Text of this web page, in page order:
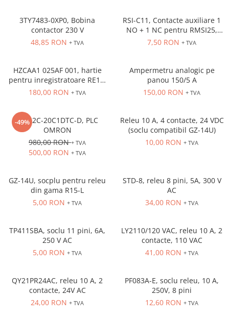
Router si switch-uri industriale
Afisoare digitale
Senzori fotoelectrici
Senzori inductivi
Senzori magnetici-rezistivi
TRIO-PS
TRIO-UPS
Butoane si accesorii
Lampa multi LED
Intrerupatoare de protectie
pentru motor
Direct-On-Line Starters
Relee termice
Cleme sir
Accesorii cleme
Cleme 4mm
Cleme 6mm
3TY7483-0XP0, Bobina
contactor 230 V
48,85 RON + TVA
RSI-C11, Contacte auxiliare 1
NO + 1 NC pentru RMSI25,
RMSI63
7,50 RON + TVA
HZCAA1 025AF 001, hartie
pentru inregistratoare RE18,
RM18
180,00 RON + TVA
Ampermetru analogic pe
panou 150/5 A
150,00 RON + TVA
-49%
CPM2C-20C1DTC-D, PLC
OMRON
980,00 RON+ TVA
500,00 RON + TVA
Releu 10 A, 4 contacte, 24 VDC
(soclu compatibil GZ-14U)
10,00 RON + TVA
GZ-14U, socplu pentru releu
din gama R15-L
5,00 RON + TVA
STD-8, releu 8 pini, 5A, 300 V
AC
34,00 RON + TVA
TP411SBA, soclu 11 pini, 6A,
250 V AC
5,00 RON + TVA
LY2110/120 VAC, releu 10 A, 2
contacte, 110 VAC
41,00 RON + TVA
QY21PR24AC, releu 10 A, 2
contacte, 24V AC
24,00 RON + TVA
PF083A-E, soclu releu, 10 A,
250V, 8 pini
12,60 RON + TVA